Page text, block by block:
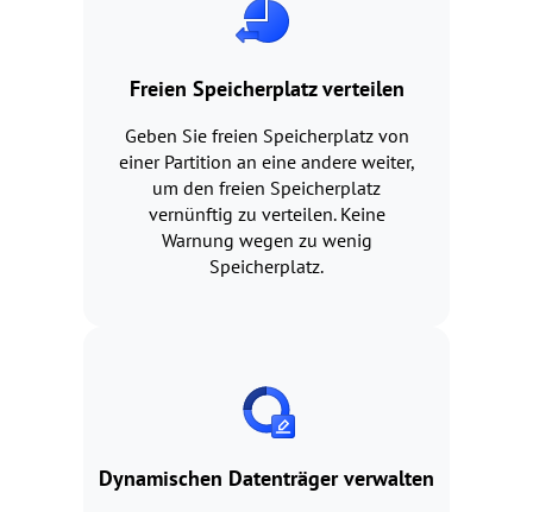
Freien Speicherplatz verteilen
Geben Sie freien Speicherplatz von
einer Partition an eine andere weiter,
um den freien Speicherplatz
vernünftig zu verteilen. Keine
Warnung wegen zu wenig
Speicherplatz.
Dynamischen Datenträger verwalten